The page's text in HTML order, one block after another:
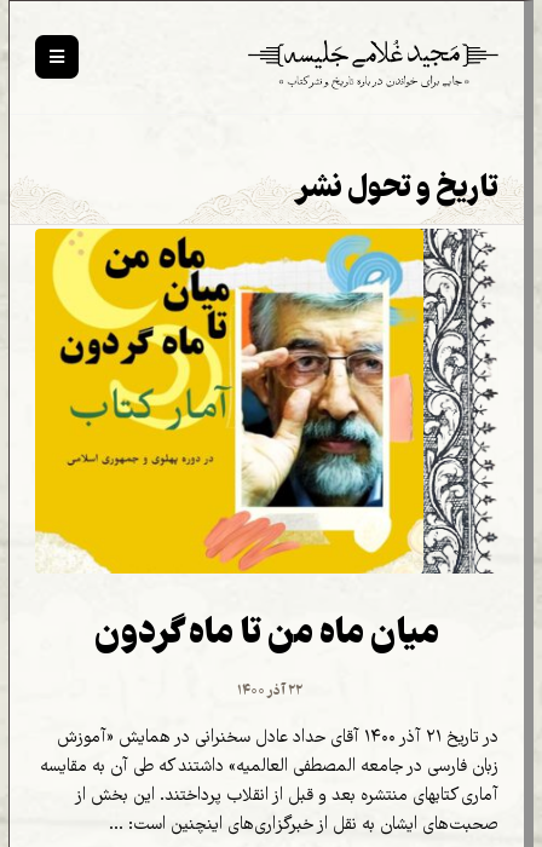
تاریخ و تحول نشر
میان ماه من تا ماه گردون
۲۲ آذر ۱۴۰۰
در تاریخ ۲۱ آذر ۱۴۰۰ آقای حداد عادل سخنرانی در همایش «آموزش
زبان فارسی در جامعه المصطفی العالمیه» داشتند که طی آن به مقایسه
آماری کتابهای منتشره بعد و قبل از انقلاب پرداختند. این بخش از
صحبت‌های ایشان به نقل از خبرگزاری‌های اینچنین است:‌ ...